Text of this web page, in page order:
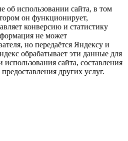
об использовании сайта, в том
он функционирует,
конверсию и статистику
не может
но передаётся Яндексу и
обрабатывает эти данные для
использования сайта, составления
других услуг.